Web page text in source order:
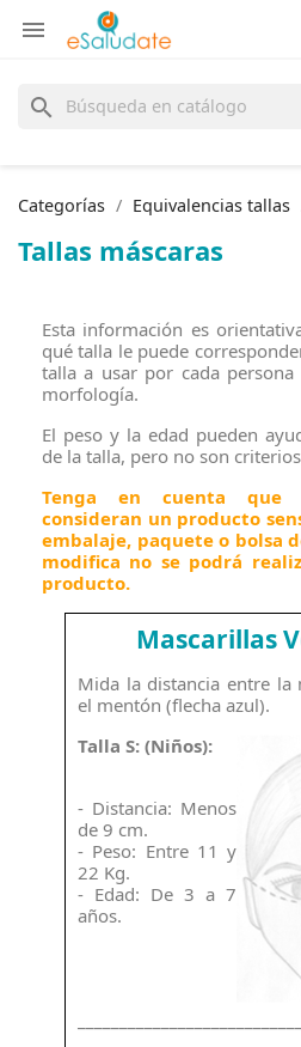

search
Categorías Equivalencias tallas
Tallas máscaras
Esta información es
qué talla le puede
talla a usar por cada
morfología.
El peso y la edad pueden
de la talla, pero no son
Tenga en cuenta que
consideran un producto
embalaje, paquete o bolsa
modifica no se podrá
producto.
Mascarillas
Mida la distancia entre
el mentón (flecha azul).
Talla S: (Niños):
- Distancia: Menos
de 9 cm.
- Peso: Entre 11 y
22 Kg.
- Edad: De 3 a 7
años.